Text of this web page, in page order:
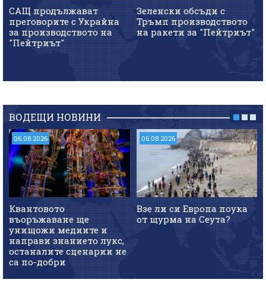
САЩ продължават
преговорите с Украйна
за производството на
"Пейтриът"
Зеленски обсъди с
Тръмп производството
на ракети за "Пейтриът"
ВОДЕЩИ НОВИНИ
06.08.2026
Квантовото
въоръжаване ще
унищожи медиите и
направи знанието лукс,
останалите сценарии не
са по-добри
06.08.2026
Взе ли си Европа поука
от щурма на Сеута?